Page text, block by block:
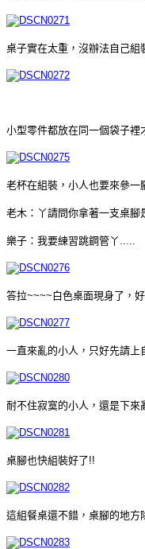
桌子實在太重，沒辦法自己組
小型零件都放在同一個袋子裡
老杯在組裝，小人也要來參一
老木：丫請問你拿著一支桌腳
樂子：我要練習跳鋼管丫.....
答拉~~~~白色桌面現身了，
一直來亂的小人，只好先請上
耐不住寂寞的小人，還是下來
桌腳也快組裝好了!!
這組餐桌還不錯，桌腳的地方